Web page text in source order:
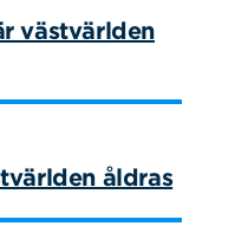
västvärlden
åldras